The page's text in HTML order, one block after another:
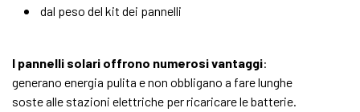
dal peso del kit dei pannelli
I pannelli solari offrono numerosi vantaggi:
generano energia pulita e non obbligano a fare lunghe
soste alle stazioni elettriche per ricaricare le batterie.